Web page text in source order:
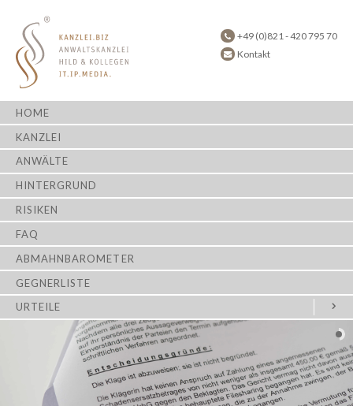
+49 (0)821 - 420 795 70
Kontakt
HOME
KANZLEI
ANWÄLTE
HINTERGRUND
RISIKEN
FAQ
ABMAHNBAROMETER
GEGNERLISTE
URTEILE